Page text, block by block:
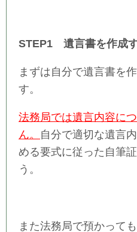
STEP1 遺言書を作成
まずは自分で遺言書を
す。
法務局では遺言内容に
ん。 自分で適切な遺言
める要式に従った自筆
う。
また法務局で預かって